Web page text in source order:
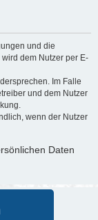
und die
dem Nutzer per E-
Im Falle
und dem Nutzer
wenn der Nutzer
Daten